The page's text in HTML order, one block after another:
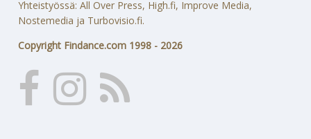
Yhteistyössä: All Over Press, High.fi, Improve Media,
Nostemedia ja Turbovisio.fi.
Copyright Findance.com 1998 - 2026